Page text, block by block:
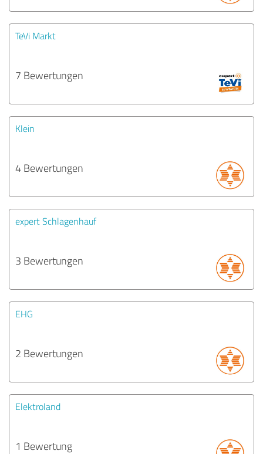
TeVi Markt
7 Bewertungen
Klein
4 Bewertungen
expert Schlagenhauf
3 Bewertungen
EHG
2 Bewertungen
Elektroland
1 Bewertung